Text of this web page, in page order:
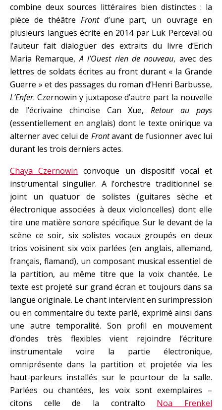
combine deux sources littéraires bien distinctes : la
pièce de théâtre Frontd’une part, un ouvrage en
plusieurs langues écrite en 2014 par Luk Perceval où
l’auteur fait dialoguer des extraits du livre d’Erich
Maria Remarque, A l’Ouest rien de nouveau, avec des
lettres de soldats écrites au front durant « la Grande
Guerre » et des passages du roman d’Henri Barbusse,
L’Enfer. Czernowin y juxtapose d’autre part la nouvelle
de l’écrivaine chinoise Can Xue,Retour au pays
(essentiellement en anglais) dont le texte onirique va
alterner avec celui de Frontavant de fusionner avec lui
durant les trois derniers actes.
Chaya Czernowin convoque un dispositif vocal et
instrumental singulier. A l’orchestre traditionnel se
joint un quatuor de solistes (guitares sèche et
électronique associées à deux violoncelles) dont elle
tire une matière sonore spécifique. Sur le devant de la
scène ce soir, six solistes vocaux groupés en deux
trios voisinent six voix parlées (en anglais, allemand,
français, flamand), un composant musical essentiel de
la partition, au même titre que la voix chantée. Le
texte est projeté sur grand écran et toujours dans sa
langue originale. Le chant intervient en surimpression
ou en commentaire du texte parlé, exprimé ainsi dans
une autre temporalité. Son profil en mouvement
d’ondes très flexibles vient rejoindre l’écriture
instrumentale voire la partie électronique,
omniprésente dans la partition et projetée via les
haut-parleurs installés sur le pourtour de la salle.
Parlées ou chantées, les voix sont exemplaires –
citons celle de la contralto Noa Frenkel